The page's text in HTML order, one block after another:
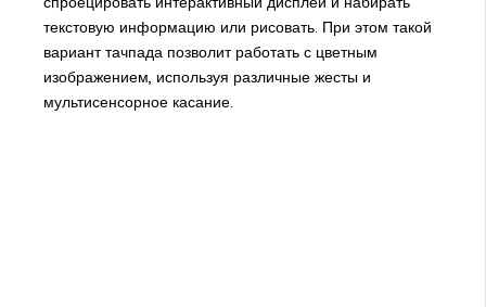
текстовую информацию или рисовать. При этом такой
вариант тачпада позволит работать с цветным
изображением, используя различные жесты и
мультисенсорное касание.